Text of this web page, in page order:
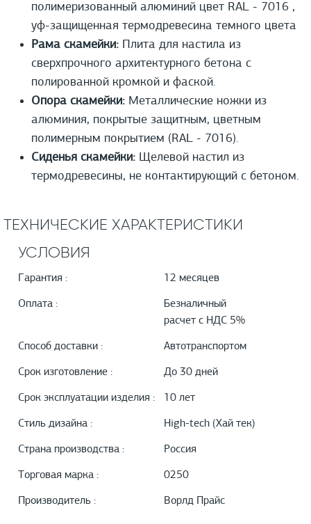
полимеризованный алюминий цвет RAL - 7016 ,
уф-защищенная термодревесина темного цвета
Рама скамейки: Плита для настила из
сверхпрочного архитектурного бетона с
полированной кромкой и фаской.
Опора скамейки: Металлические ножки из
алюминия, покрытые защитным, цветным
полимерным покрытием (RAL - 7016).
Сиденья скамейки: Щелевой настил из
термодревесины, не контактирующий с бетоном.
ТЕХНИЧЕСКИЕ ХАРАКТЕРИСТИКИ
УСЛОВИЯ
Гарантия : 12 месяцев
Оплата :
Безналичный
расчет с НДС 5%
Способ доставки : Автотранспортом
Срок изготовление : До 30 дней
Срок эксплуатации изделия : 10 лет
Стиль дизайна : High-tech (Хай тек)
Страна производства : Россия
Торговая марка : 0250
Производитель : Ворлд Прайс